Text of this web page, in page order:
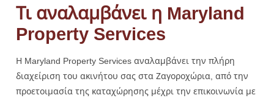
Τι αναλαμβάνει η Maryland
Property Services
Η Maryland Property Services αναλαμβάνει την πλήρη
διαχείριση του ακινήτου σας στα Ζαγοροχώρια, από την
προετοιμασία της καταχώρησης μέχρι την επικοινωνία με